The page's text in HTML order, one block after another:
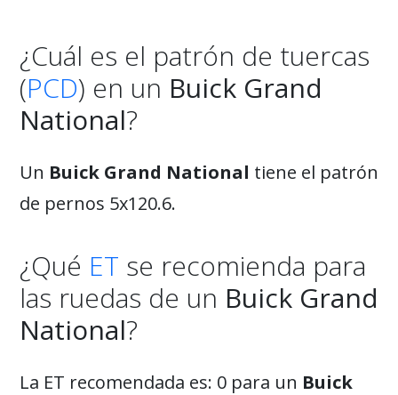
¿Cuál es el patrón de tuercas
(PCD) en un Buick Grand
National?
Un Buick Grand National tiene el patrón
de pernos 5x120.6.
¿Qué ET se recomienda para
las ruedas de un Buick Grand
National?
La ET recomendada es: 0 para un Buick